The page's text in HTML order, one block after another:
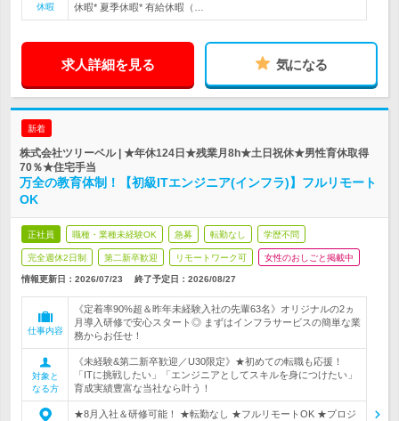
休暇
休暇* 夏季休暇* 有給休暇（…
求人詳細を見る 気になる
新着
株式会社ツリーベル | ★年休124日★残業月8h★土日祝休★男性育休取得
70％★住宅手当
万全の教育体制！【初級ITエンジニア(インフラ)】フルリモート
OK
正社員 職種・業種未経験OK 急募 転勤なし 学歴不問
完全週休2日制 第二新卒歓迎 リモートワーク可 女性のおしごと掲載中
情報更新日：2026/07/23 終了予定日： 2026/08/27
仕事内容
《定着率90%超＆昨年未経験入社の先輩63名》オリジナルの2ヵ
月導入研修で安心スタート◎ まずはインフラサービスの簡単な業
務からお任せ！
対象と
なる方
《未経験&第二新卒歓迎／U30限定》★初めての転職も応援！
「ITに挑戦したい」「エンジニアとしてスキルを身につけたい」
育成実績豊富な当社なら叶う！
★8月入社＆研修可能！ ★転勤なし ★フルリモートOK ★プロジ